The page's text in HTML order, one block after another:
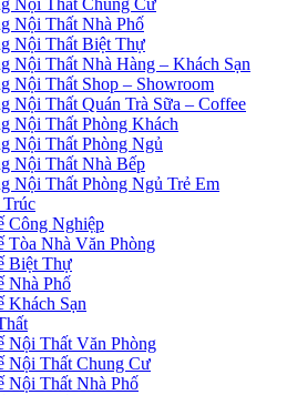
Nội Thất Chung Cư
Nội Thất Nhà Phố
Nội Thất Biệt Thự
Nội Thất Nhà Hàng – Khách Sạn
Nội Thất Shop – Showroom
Nội Thất Quán Trà Sữa – Coffee
Nội Thất Phòng Khách
Nội Thất Phòng Ngủ
Nội Thất Nhà Bếp
Nội Thất Phòng Ngủ Trẻ Em
Công Nghiệp
Tòa Nhà Văn Phòng
Biệt Thự
Nhà Phố
Khách Sạn
Nội Thất Văn Phòng
Nội Thất Chung Cư
Nội Thất Nhà Phố